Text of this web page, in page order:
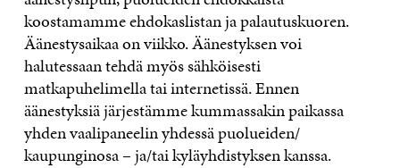
koostamamme ehdokaslistan ja palautuskuoren.
Äänestysaikaa on viikko. Äänestyksen voi
halutessaan tehdä myös sähköisesti
matkapuhelimella tai internetissä. Ennen
äänestyksiä järjestämme kummassakin paikassa
yhden vaalipaneelin yhdessä puolueiden/
kaupunginosa – ja/tai kyläyhdistyksen kanssa.